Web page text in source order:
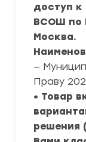
доступ к
ВСОШ по
Москва.
—
Праву
• Товар
решения